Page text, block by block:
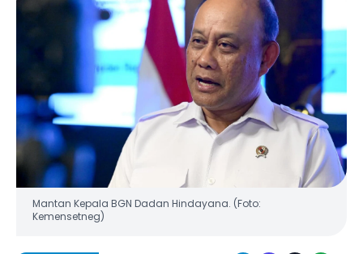
Mantan Kepala BGN Dadan Hindayana. (Foto:
Kemensetneg)